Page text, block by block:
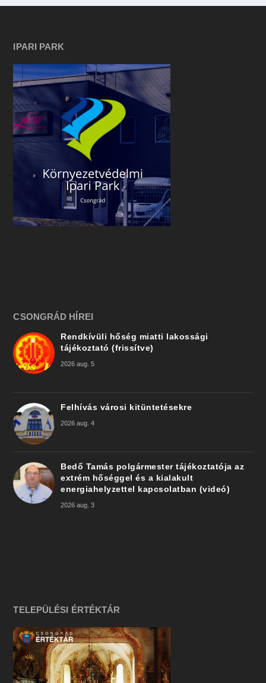
IPARI PARK
CSONGRÁD HÍREI
Rendkívüli hőség miatti lakossági
tájékoztató (frissítve)
2026 aug. 5
Felhívás városi kitüntetésekre
2026 aug. 4
Bedő Tamás polgármester tájékoztatója az
extrém hőséggel és a kialakult
energiahelyzettel kapcsolatban (videó)
2026 aug. 3
TELEPÜLÉSI ÉRTÉKTÁR